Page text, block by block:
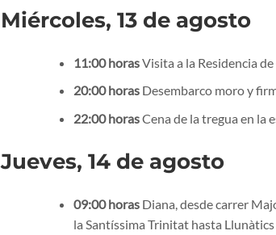
Miércoles, 13 de agosto
11:00 horasVisita a la Residencia
20:00 horas Desembarco moro y
22:00 horasCena de la tregua en la
Jueves, 14 de agosto
09:00 horasDiana, desde carrer
la Santíssima Trinitat hasta Llunàtics